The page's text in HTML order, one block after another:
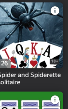
26 18+
and Spiderette